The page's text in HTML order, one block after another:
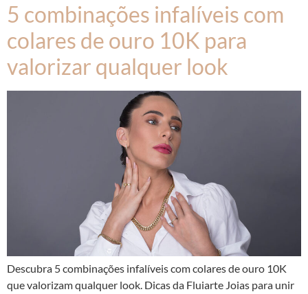
5 combinações infalíveis com
colares de ouro 10K para
valorizar qualquer look
Descubra 5 combinações infalíveis com colares de ouro 10K
que valorizam qualquer look. Dicas da Fluiarte Joias para unir